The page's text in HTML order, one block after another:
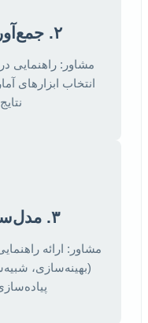
۲. جمع‌آوری و تحلیل داده‌ها
مشاور: راهنمایی
انتخاب ابزارهای
۳. مدل‌سازی و شبیه‌سازی
مشاور: ارائه
(بهینه‌سازی،